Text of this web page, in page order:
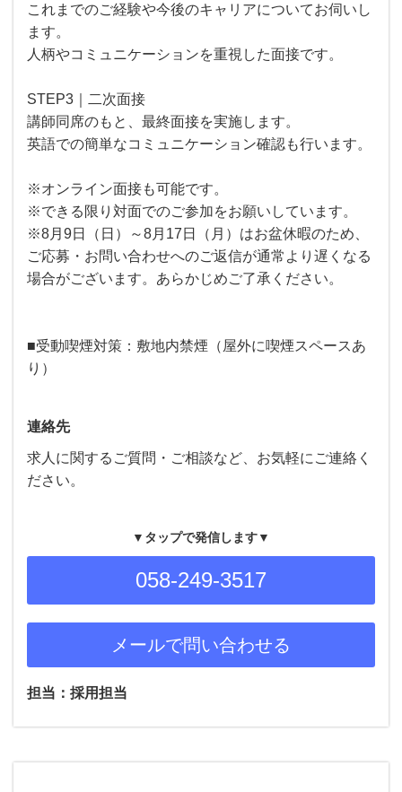
これまでのご経験や今後のキャリアについてお伺いし
ます。
人柄やコミュニケーションを重視した面接です。
STEP3｜二次面接
講師同席のもと、最終面接を実施します。
英語での簡単なコミュニケーション確認も行います。
※オンライン面接も可能です。
※できる限り対面でのご参加をお願いしています。
※8月9日（日）～8月17日（月）はお盆休暇のため、
ご応募・お問い合わせへのご返信が通常より遅くなる
場合がございます。あらかじめご了承ください。
■受動喫煙対策：敷地内禁煙（屋外に喫煙スペースあ
り）
連絡先
求人に関するご質問・ご相談など、お気軽にご連絡く
ださい。
▼タップで発信します▼
058-249-3517
メールで問い合わせる
担当：採用担当